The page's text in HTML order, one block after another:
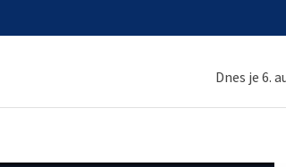
Dnes je 6.